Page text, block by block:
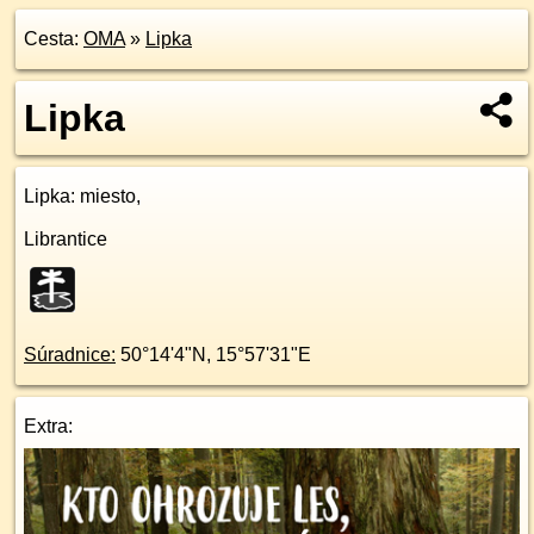
Cesta: OMA» Lipka
Lipka
Lipka: miesto,
Librantice
Súradnice: 50°14'4"N , 15°57'31"E
Extra: